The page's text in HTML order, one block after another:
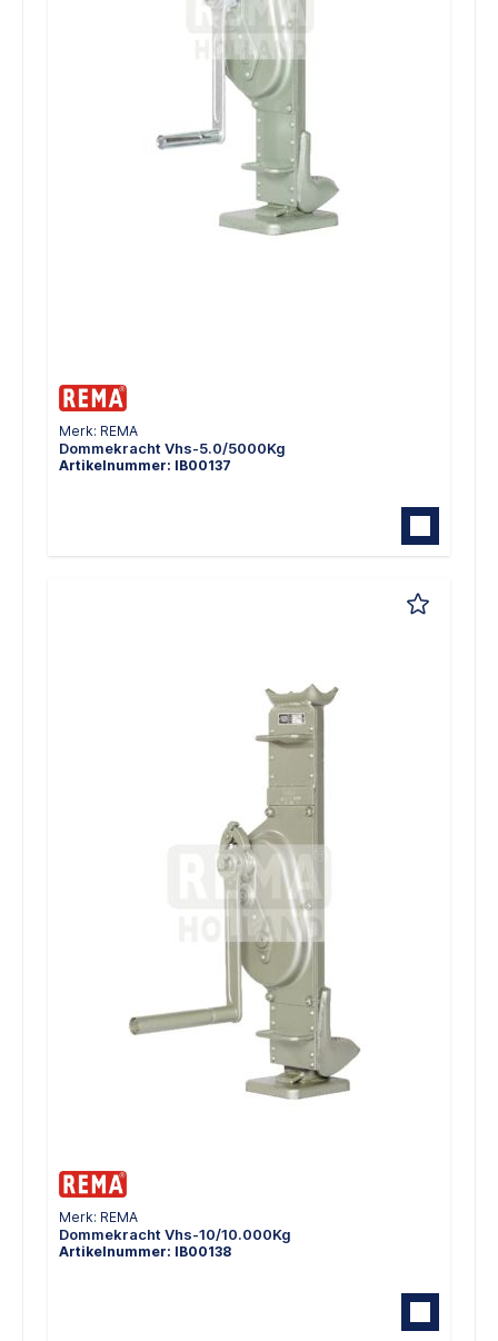
Merk: REMA
Dommekracht Vhs-5.0/5000Kg
Artikelnummer: IB00137
Merk: REMA
Dommekracht Vhs-10/10.000Kg
Artikelnummer: IB00138